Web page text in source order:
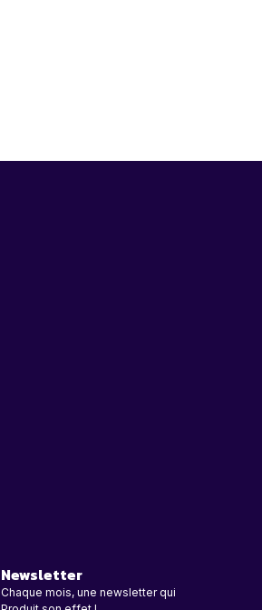
Newsletter
Chaque mois, une newsletter qui